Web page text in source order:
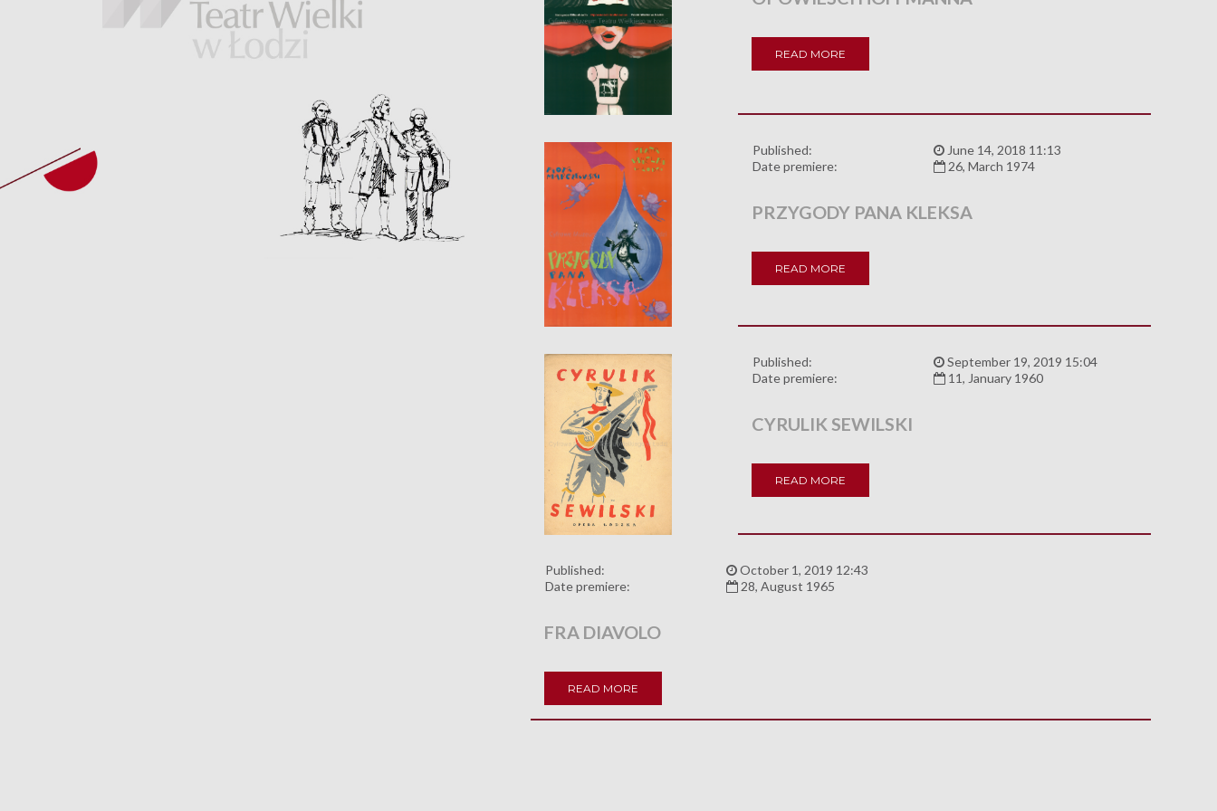
READ MORE
Published:
June 14, 2018 11:13
Date premiere:
26, March 1974
PRZYGODY PANA KLEKSA
READ MORE
Published:
September 19, 2019 15:04
Date premiere:
11, January 1960
CYRULIK SEWILSKI
READ MORE
Published:
October 1, 2019 12:43
Date premiere:
28, August 1965
FRA DIAVOLO
READ MORE